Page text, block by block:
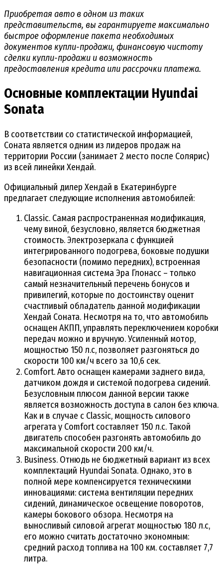
Приобретая авто в одном из таких
представительств, вы гарантируете максимально
быстрое оформление пакета необходимых
документов купли-продажи, финансовую чистоту
сделки купли-продажи и возможность
предоставления кредита или рассрочки платежа.
Основные комплектации Hyundai
Sonata
В соответствии со статистической информацией,
Соната является одним из лидеров продаж на
территории России (занимает 2 место после Солярис)
из всей линейки Хендай.
Официальный дилер Хендай в Екатеринбурге
предлагает следующие исполнения автомобилей:
Classic. Самая распространенная модификация,
чему виной, безусловно, является бюджетная
стоимость. Электрозеркала с функцией
интегрированного подогрева, боковые подушки
безопасности (помимо передних), встроенная
навигационная система Эра Глонасс – только
самый незначительный перечень бонусов и
привилегий, которые по достоинству оценит
счастливый обладатель данной модификации
Хендай Соната. Несмотря на то, что автомобиль
оснащен АКПП, управлять переключением коробки
передач можно и вручную. Усиленный мотор,
мощностью 150 л.с, позволяет разгоняться до
скорости 100 км/ч всего за 10,6 сек.
Comfort. Авто оснащен камерами заднего вида,
датчиком дождя и системой подогрева сидений.
Безусловным плюсом данной версии также
является возможность доступа в салон без ключа.
Как и в случае с Classic, мощность силового
агрегата у Comfort составляет 150 л.с. Такой
двигатель способен разгонять автомобиль до
максимальной скорости 200 км/ч.
Business. Отнюдь не бюджетный вариант из всех
комплектаций Hyundai Sonata. Однако, это в
полной мере компенсируется техническими
инновациями: система вентиляции передних
сидений, динамическое освещение поворотов,
камеры бокового обзора. Несмотря на
выносливый силовой агрегат мощностью 180 л.с,
его можно считать достаточно экономным:
средний расход топлива на 100 км. составляет 7,7
литра.